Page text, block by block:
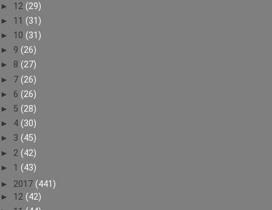
► 12 (29)
► 11 (31)
► 10 (31)
► 9 (26)
► 8 (27)
► 7 (26)
► 6 (26)
► 5 (28)
► 4 (30)
► 3 (45)
► 2 (42)
► 1 (43)
► 2017 (441)
► 12 (42)